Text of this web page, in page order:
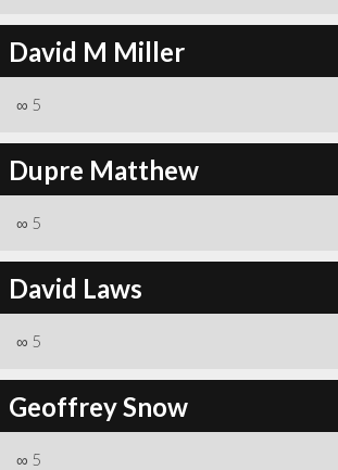
David M Miller
∞ 5
Dupre Matthew
∞ 5
David Laws
∞ 5
Geoffrey Snow
∞ 5